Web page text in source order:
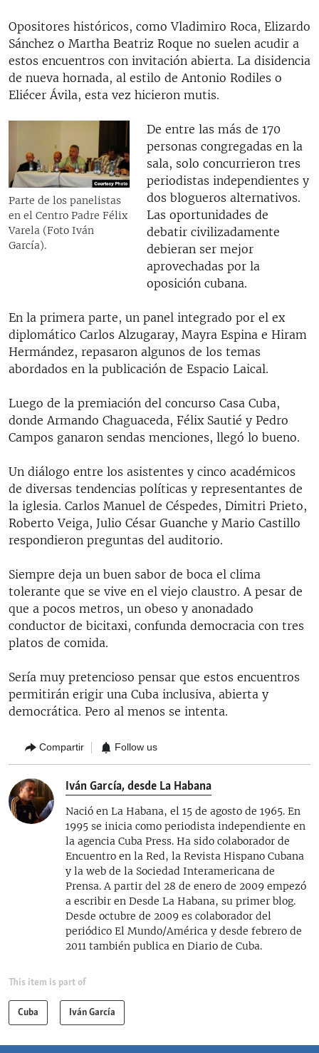
Opositores históricos, como Vladimiro Roca, Elizardo
Sánchez o Martha Beatriz Roque no suelen acudir a
estos encuentros con invitación abierta. La disidencia
de nueva hornada, al estilo de Antonio Rodiles o
Eliécer Ávila, esta vez hicieron mutis.
Parte de los panelistas
en el Centro Padre Félix
Varela (Foto Iván
García).
De entre las más de 170
personas congregadas en la
sala, solo concurrieron tres
periodistas independientes y
dos blogueros alternativos.
Las oportunidades de
debatir civilizadamente
debieran ser mejor
aprovechadas por la
oposición cubana.
En la primera parte, un panel integrado por el ex
diplomático Carlos Alzugaray, Mayra Espina e Hiram
Hermández, repasaron algunos de los temas
abordados en la publicación de Espacio Laical.
Luego de la premiación del concurso Casa Cuba,
donde Armando Chaguaceda, Félix Sautié y Pedro
Campos ganaron sendas menciones, llegó lo bueno.
Un diálogo entre los asistentes y cinco académicos
de diversas tendencias políticas y representantes de
la iglesia. Carlos Manuel de Céspedes, Dimitri Prieto,
Roberto Veiga, Julio César Guanche y Mario Castillo
respondieron preguntas del auditorio.
Siempre deja un buen sabor de boca el clima
tolerante que se vive en el viejo claustro. A pesar de
que a pocos metros, un obeso y anonadado
conductor de bicitaxi, confunda democracia con tres
platos de comida.
Sería muy pretencioso pensar que estos encuentros
permitirán erigir una Cuba inclusiva, abierta y
democrática. Pero al menos se intenta.
Compartir Follow us
Iván García, desde La Habana
Nació en La Habana, el 15 de agosto de 1965. En
1995 se inicia como periodista independiente en
la agencia Cuba Press. Ha sido colaborador de
Encuentro en la Red, la Revista Hispano Cubana
y la web de la Sociedad Interamericana de
Prensa. A partir del 28 de enero de 2009 empezó
a escribir en Desde La Habana, su primer blog.
Desde octubre de 2009 es colaborador del
periódico El Mundo/América y desde febrero de
2011 también publica en Diario de Cuba.
This item is part of
Cuba Iván García